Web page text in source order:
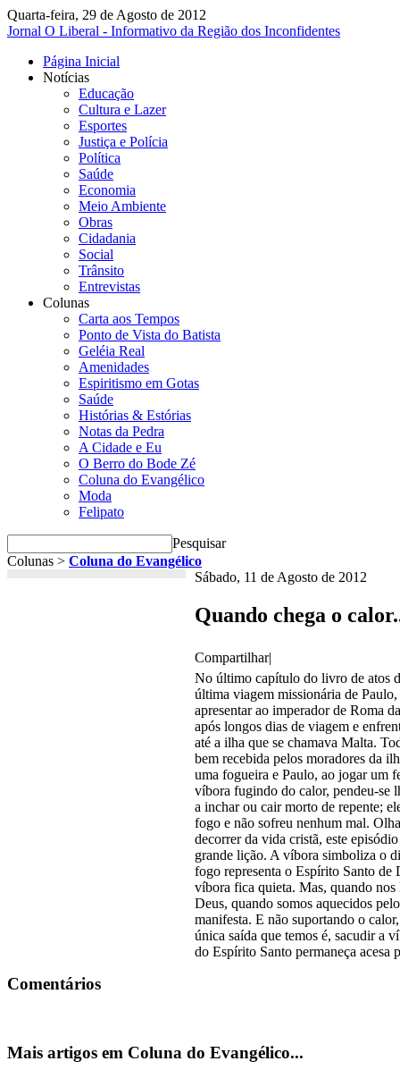
Quarta-feira, 29 de Agosto de 2012
Jornal O Liberal - Informativo da Região dos Inconfidentes
Página Inicial
Notícias
Educação
Cultura e Lazer
Esportes
Justiça e Polícia
Política
Saúde
Economia
Meio Ambiente
Obras
Cidadania
Social
Trânsito
Entrevistas
Colunas
Carta aos Tempos
Ponto de Vista do Batista
Geléia Real
Amenidades
Espiritismo em Gotas
Saúde
Histórias & Estórias
Notas da Pedra
A Cidade e Eu
O Berro do Bode Zé
Coluna do Evangélico
Moda
Felipato
Pesquisar
Colunas > Coluna do Evangélico
Sábado, 11 de Agosto de 2012
Quando chega o
Compartilhar|
No último capítulo do livro de atos
última viagem missionária de
apresentar ao imperador de Roma
após longos dias de viagem e
até a ilha que se chamava Malta.
bem recebida pelos moradores da
uma fogueira e Paulo, ao jogar um
víbora fugindo do calor, pendeu-se
a inchar ou cair morto de repente;
fogo e não sofreu nenhum mal.
decorrer da vida cristã, este
grande lição. A víbora simboliza o
fogo representa o Espírito Santo de
víbora fica quieta. Mas, quando
Deus, quando somos aquecidos
manifesta. E não suportando o
única saída que temos é, sacudir a
do Espírito Santo permaneça acesa
Comentários
Mais artigos em Coluna do Evangélico...